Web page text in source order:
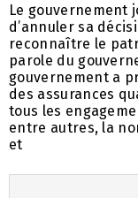
Le gouvernement
d’annuler sa
reconnaître le
parole du
gouvernement a
des assurances
tous les
entre autres, la
et